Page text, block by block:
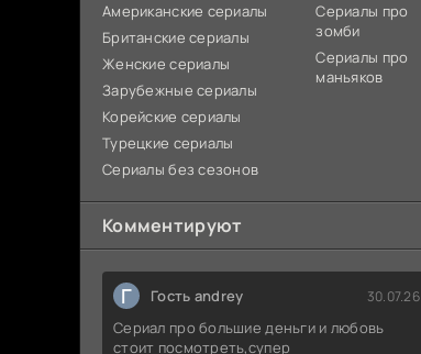
Американские сериалы
Британские сериалы
Женские сериалы
Зарубежные сериалы
Корейские сериалы
Турецкие сериалы
Сериалы без сезонов
Сериалы про
зомби
Сериалы про
маньяков
Комментируют
Г Гость andrey 30.07.26
Сериал про большие деньги и любовь
стоит посмотреть,супер